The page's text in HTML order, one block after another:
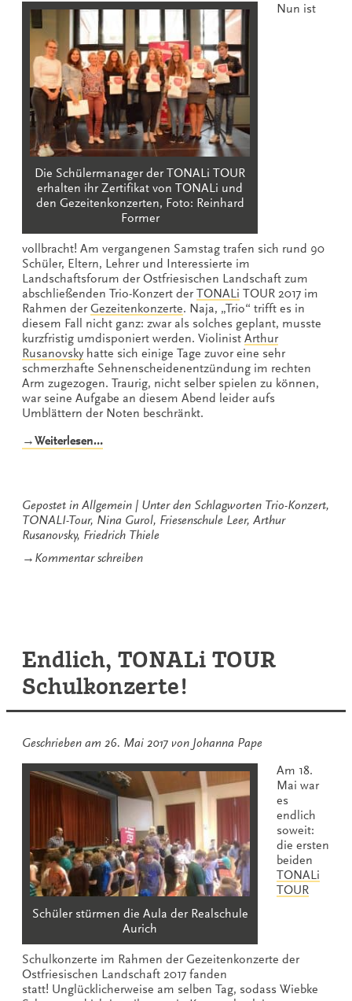
Die Schülermanager der TONALi TOUR
erhalten ihr Zertifikat von TONALi und
den Gezeitenkonzerten, Foto: Reinhard
Former
Nun ist
vollbracht! Am vergangenen Samstag trafen sich rund 90
Schüler, Eltern, Lehrer und Interessierte im
Landschaftsforum der Ostfriesischen Landschaft zum
abschließenden Trio-Konzert derTONALi TOUR 2017 im
Rahmen derGezeitenkonzerte. Naja, „Trio“ trifft es in
diesem Fall nicht ganz: zwar als solches geplant, musste
kurzfristig umdisponiert werden. Violinist Arthur
Rusanovskyhatte sich einige Tage zuvor eine sehr
schmerzhafte Sehnenscheidenentzündung im rechten
Arm zugezogen. Traurig, nicht selber spielen zu können,
war seine Aufgabe an diesem Abend leider aufs
Umblättern der Noten beschränkt.
→Weiterlesen…„Ein
TONALi
TOUR
beim
Konzert“
Gepostet in Allgemein Unter den Schlagworten Trio-Konzert,
TONALI-Tour, Nina Gurol, Friesenschule Leer, Arthur
Rusanovsky, Friedrich Thiele
→ Kommentar schreibenzu
beim
Trio-
Konzert
Endlich, TONALi TOUR
Schulkonzerte!
Geschrieben am 26. Mai 2017 von Johanna Pape
Schüler stürmen die Aula der Realschule
Aurich
Am 18.
Mai war
es
endlich
soweit:
die ersten
beiden
TONALi
TOUR
Schulkonzerte im Rahmen der Gezeitenkonzerte der
Ostfriesischen Landschaft 2017 fanden
statt! Unglücklicherweise am selben Tag, sodass Wiebke